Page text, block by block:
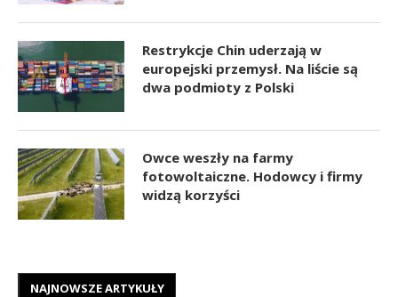
Restrykcje Chin uderzają w
europejski przemysł. Na liście są
dwa podmioty z Polski
Owce weszły na farmy
fotowoltaiczne. Hodowcy i firmy
widzą korzyści
NAJNOWSZE ARTYKUŁY